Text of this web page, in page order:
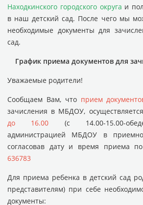
Находкинского городского округа и
в наш детский сад. После чего мы
необходимые документы для
сад.
График приема документов для
Уважаемые родители!
Сообщаем Вам, что прием
зачисления в МБДОУ,
до 16.00 (с 14.00-15.00-
администрацией МБДОУ в
согласовав дату и время приема
636783
Для приема ребенка в детский сад
представителям) при себе
документы: